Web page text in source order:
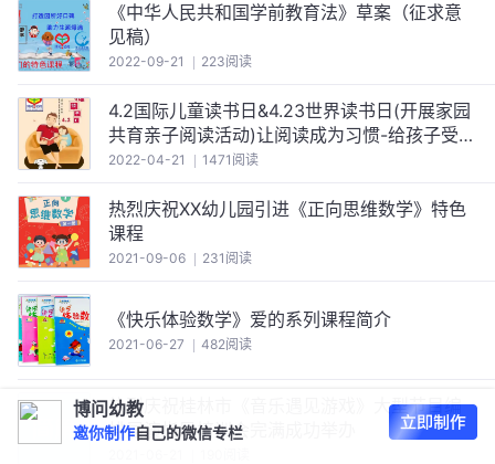
《中华人民共和国学前教育法》草案（征求意
见稿）
2022-09-21 223阅读
4.2国际儿童读书日&4.23世界读书日(开展家园
共育亲子阅读活动)让阅读成为习惯-给孩子受益
终生
2022-04-21 1471阅读
热烈庆祝XX幼儿园引进《正向思维数学》特色
课程
2021-09-06 231阅读
《快乐体验数学》爱的系列课程简介
2021-06-27 482阅读
热烈庆祝桂林市《音乐遇见游戏》大型节目编
排展演指导培训会完满成功举办
博问幼教
邀你制作 自己的微信专栏